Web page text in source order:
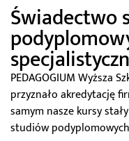
Świadectwo
PEDAGOGIUM Wyższa
przyznało akredytację
samym nasze kursy
studiów